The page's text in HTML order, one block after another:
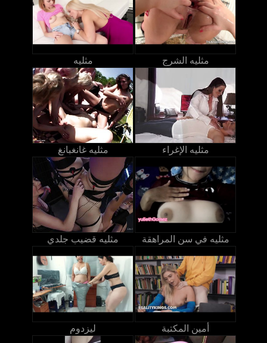
مثليه مثليه الشرج
مثليه غانغبانغ مثليه الإغراء
مثليه قضيب جلدي مثليه في سن المراهقة
ليزدوم أمين المكتبة